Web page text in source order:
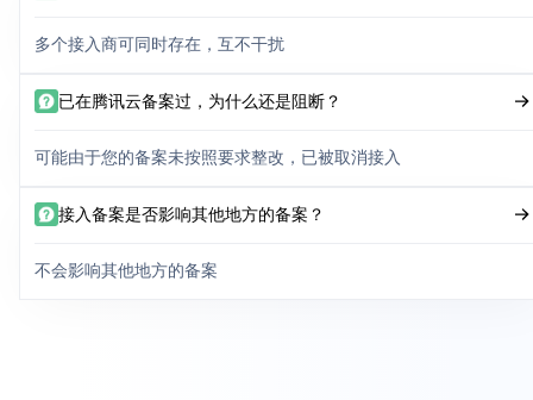
多个接入商可同时存在，互不干扰
已在腾讯云备案过，为什么还是阻断？
可能由于您的备案未按照要求整改，已被取消接入
接入备案是否影响其他地方的备案？
不会影响其他地方的备案